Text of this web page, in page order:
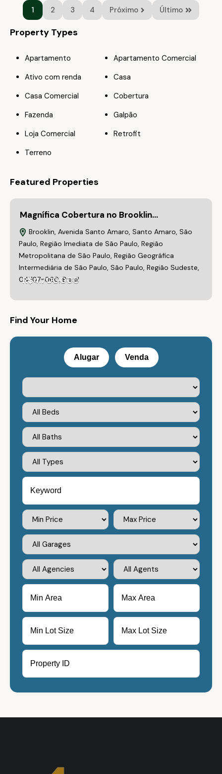
1 2 3 4 Próximo Último
Property Types
Apartamento
Apartamento Comercial
Ativo com renda
Casa
Casa Comercial
Cobertura
Fazenda
Galpão
Loja Comercial
Retrofit
Terreno
Featured Properties
Magnífica Cobertura no Brooklin…
Brooklin, Avenida Santo Amaro, Santo Amaro, São
Paulo, Região Imediata de São Paulo, Região
Metropolitana de São Paulo, Região Geográfica
Intermediária de São Paulo, São Paulo, Região Sudeste,
04707-060, Brasil
R$4.700.000
Find Your Home
Alugar Venda